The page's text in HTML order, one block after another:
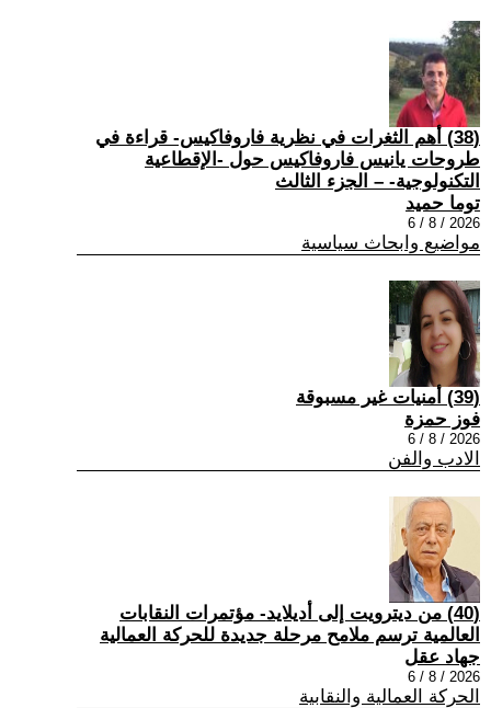
(38) أهم الثغرات في نظرية فاروفاكيس- قراءة في
طروحات يانيس فاروفاكيس حول -الإقطاعية
التكنولوجية- – الجزء الثالث
توما حميد
2026 / 8 / 6
مواضيع وابحاث سياسية
(39) أمنيات غير مسبوقة
فوز حمزة
2026 / 8 / 6
الادب والفن
(40) من ديترويت إلى أديلايد- مؤتمرات النقابات
العالمية ترسم ملامح مرحلة جديدة للحركة العمالية
جهاد عقل
2026 / 8 / 6
الحركة العمالية والنقابية